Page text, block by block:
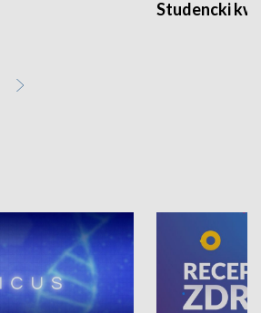
Studencki